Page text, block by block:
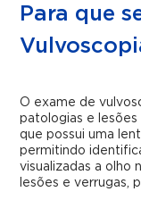
Para que
O exame de
patologias e lesões
que possui uma
permitindo
visualizadas a olho
lesões e verrugas,